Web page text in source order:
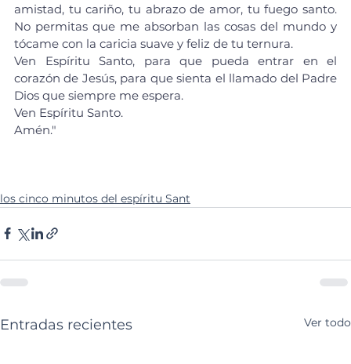
amistad, tu cariño, tu abrazo de amor, tu fuego santo.
No permitas que me absorban las cosas del mundo y
tócame con la caricia suave y feliz de tu ternura.
Ven Espíritu Santo, para que pueda entrar en el
corazón de Jesús, para que sienta el llamado del Padre
Dios que siempre me espera.
Ven Espíritu Santo.
Amén."
los cinco minutos del espíritu Sant
Entradas recientes Ver todo